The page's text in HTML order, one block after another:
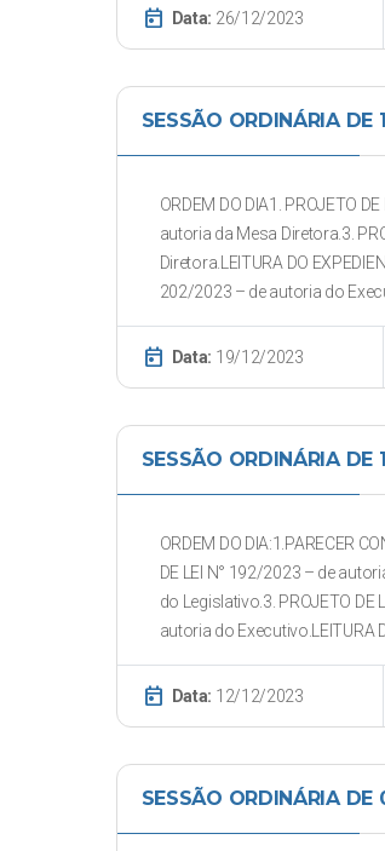
today Data: 26/12/2023
SESSÃO ORDINÁRIA DE
ORDEM DO DIA1. PROJETO
autoria da Mesa Diretora.3.
Diretora.LEITURA DO
202/2023 – de autoria do
today Data: 19/12/2023
SESSÃO ORDINÁRIA DE
ORDEM DO DIA:1.PARECER
DE LEI N° 192/2023 – de
do Legislativo.3. PROJETO DE
autoria do Executivo.LEITURA
today Data: 12/12/2023
SESSÃO ORDINÁRIA DE